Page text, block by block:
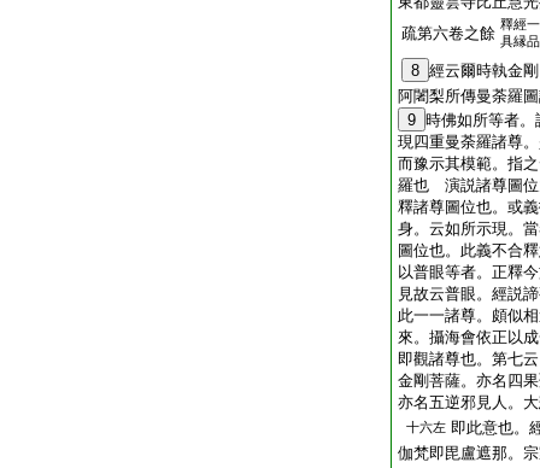
疏第六卷之餘 釋經一
具縁品
8 經云爾時執金剛
阿闍梨所傳曼荼羅
9 時佛如所等者
現四重曼荼羅諸尊
而豫示其模範。指
羅也 演説諸尊圖位
釋諸尊圖位也。或
身。云如所示現。
圖位也。此義不合
以普眼等者。正釋
見故云普眼。經説
此一一諸尊。頗似
來。攝海會依正以
即觀諸尊也。第七
金剛菩薩。亦名四
亦名五逆邪見人。
十六左 即此意也。
伽梵即毘盧遮那。